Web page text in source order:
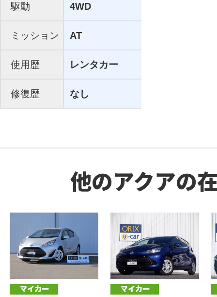
駆動 4WD
ミッション AT
使用歴 レンタカー
修復歴 なし
他のアクアの